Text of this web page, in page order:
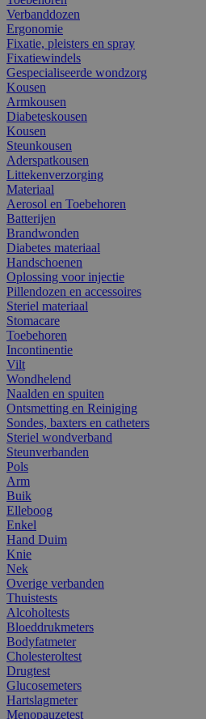
Verbanddozen
Ergonomie
Fixatie, pleisters en spray
Fixatiewindels
Gespecialiseerde wondzorg
Kousen
Armkousen
Diabeteskousen
Kousen
Steunkousen
Aderspatkousen
Littekenverzorging
Materiaal
Aerosol en Toebehoren
Batterijen
Brandwonden
Diabetes materiaal
Handschoenen
Oplossing voor injectie
Pillendozen en accessoires
Steriel materiaal
Stomacare
Toebehoren
Incontinentie
Vilt
Wondhelend
Naalden en spuiten
Ontsmetting en Reiniging
Sondes, baxters en catheters
Steriel wondverband
Steunverbanden
Pols
Arm
Buik
Elleboog
Enkel
Hand Duim
Knie
Nek
Overige verbanden
Thuistests
Alcoholtests
Bloeddrukmeters
Bodyfatmeter
Cholesteroltest
Drugtest
Glucosemeters
Hartslagmeter
Menopauzetest